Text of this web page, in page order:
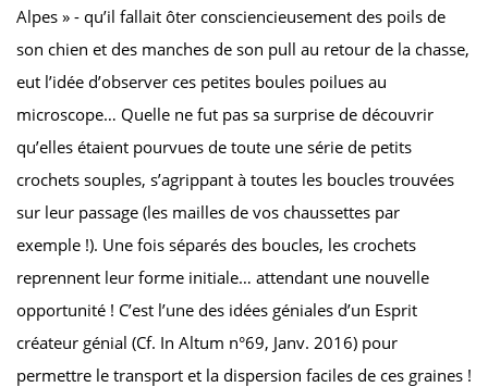
Alpes » - qu’il fallait ôter consciencieusement des poils de
son chien et des manches de son pull au retour de la chasse,
eut l’idée d’observer ces petites boules poilues au
microscope… Quelle ne fut pas sa surprise de découvrir
qu’elles étaient pourvues de toute une série de petits
crochets souples, s’agrippant à toutes les boucles trouvées
sur leur passage (les mailles de vos chaussettes par
exemple !). Une fois séparés des boucles, les crochets
reprennent leur forme initiale… attendant une nouvelle
opportunité ! C’est l’une des idées géniales d’un Esprit
créateur génial (Cf. In Altum n°69, Janv. 2016) pour
permettre le transport et la dispersion faciles de ces graines !